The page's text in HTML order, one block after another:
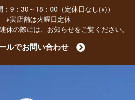
：9：30～18：00（定休日なし(※)）
※実店舗は火曜日定休
休の際には、お知らせをご覧ください。
ルでお問い合わせ